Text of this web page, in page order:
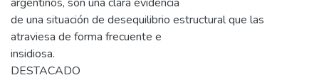
de una situación de desequilibrio estructural que las
atraviesa de forma frecuente e
insidiosa.
DESTACADO